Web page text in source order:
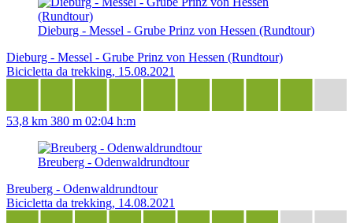
Dieburg - Messel - Grube Prinz von Hessen (Rundtour)
Dieburg - Messel - Grube Prinz von Hessen (Rundtour)
Bicicletta da trekking, 15.08.2021
53,8 km 380 m 02:04 h:m
Breuberg - Odenwaldrundtour
Breuberg - Odenwaldrundtour
Bicicletta da trekking, 14.08.2021